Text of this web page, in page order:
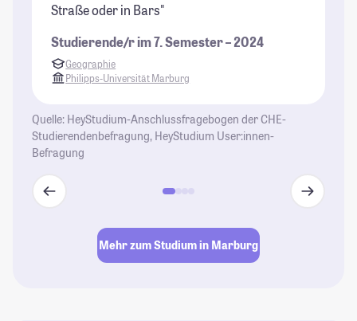
Straße oder in Bars"
Studierende/r im 7. Semester – 2024
Geographie
Philipps-Universität Marburg
Quelle: HeyStudium-Anschlussfragebogen der CHE-
Studierendenbefragung, HeyStudium User:innen-
Befragung
Mehr zum Studium in Marburg